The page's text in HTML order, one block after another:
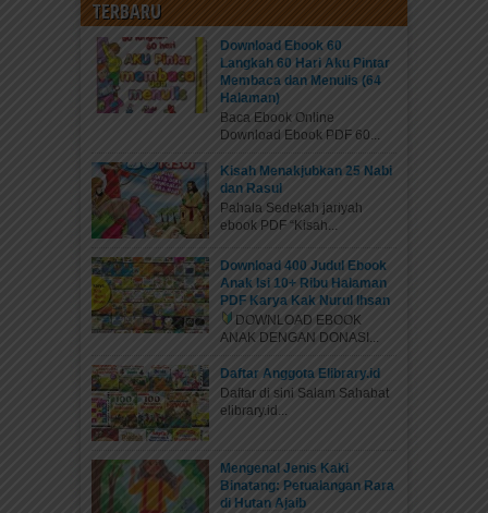
TERBARU
Download Ebook 60
Langkah 60 Hari Aku Pintar
Membaca dan Menulis (64
Halaman)
Baca Ebook Online
Download Ebook PDF 60...
Kisah Menakjubkan 25 Nabi
dan Rasul
Pahala Sedekah jariyah
ebook PDF “Kisah...
Download 400 Judul Ebook
Anak Isi 10+ Ribu Halaman
PDF Karya Kak Nurul Ihsan
DOWNLOAD EBOOK
ANAK DENGAN DONASI...
Daftar Anggota Elibrary.id
Daftar di sini Salam Sahabat
elibrary.id...
Mengenal Jenis Kaki
Binatang: Petualangan Rara
di Hutan Ajaib